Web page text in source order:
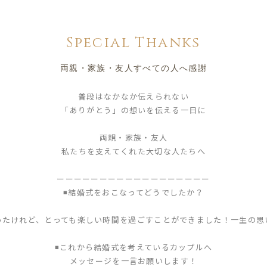
Special Thanks
両親・家族・友人すべての人へ感謝
普段はなかなか伝えられない
「ありがとう」の想いを伝える一日に
両親・家族・友人
私たちを支えてくれた大切な人たちへ
ーーーーーーーーーーーーーーーーーー
◾️結婚式をおこなってどうでしたか？
けれど、とっても楽しい時間を過ごすことができました！一生の
◾️これから結婚式を考えているカップルへ
メッセージを一言お願いします！